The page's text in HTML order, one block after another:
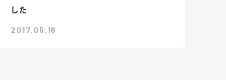
した
2017.05.16